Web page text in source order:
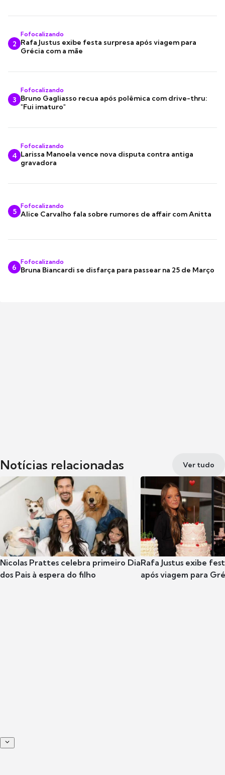
2
Fofocalizando
Rafa Justus exibe festa surpresa após viagem para
Grécia com a mãe
3
Fofocalizando
Bruno Gagliasso recua após polêmica com drive-thru:
"Fui imaturo"
4
Fofocalizando
Larissa Manoela vence nova disputa contra antiga
gravadora
5
Fofocalizando
Alice Carvalho fala sobre rumores de affair com Anitta
6
Fofocalizando
Bruna Biancardi se disfarça para passear na 25 de Março
Notícias relacionadas Ver tudo
Nicolas Prattes celebra primeiro Dia
dos Pais à espera do filho
Rafa Justus exibe
após viagem para